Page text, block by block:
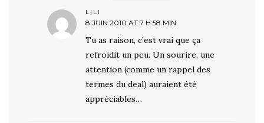
LILI
8 JUIN 2010 AT 7 H 58 MIN
Tu as raison, c’est vrai que ça
refroidit un peu. Un sourire, une
attention (comme un rappel des
termes du deal) auraient été
appréciables…